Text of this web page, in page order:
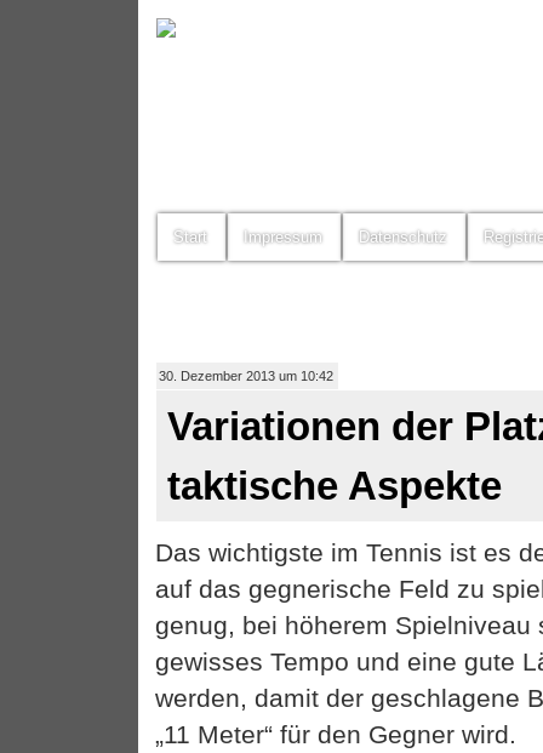
Start Impressum Datenschutz
30. Dezember 2013 um 10:42
Variationen der
taktische Aspekte
Das wichtigste im Tennis ist es
auf das gegnerische Feld zu
genug, bei höherem Spielniveau
gewisses Tempo und eine gute
werden, damit der geschlagene
„11 Meter“ für den Gegner wird.